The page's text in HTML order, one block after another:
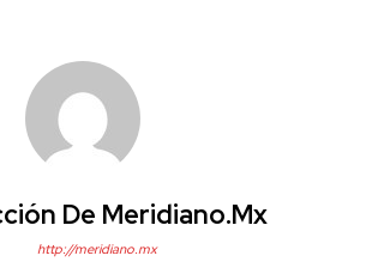
De Meridiano.mx
http://meridiano.mx